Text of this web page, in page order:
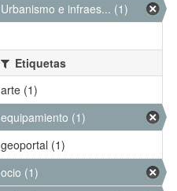
Urbanismo e infraes... (1)
Etiquetas
arte (1)
equipamiento (1)
geoportal (1)
ocio (1)